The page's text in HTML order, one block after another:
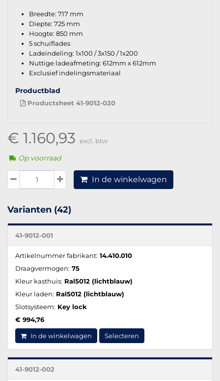
Breedte: 717 mm
Diepte: 725 mm
Hoogte: 850 mm
5 schuiflades
Ladeindeling: 1x100 / 3x150 / 1x200
Nuttige ladeafmeting: 612mm x 612mm
Exclusief indelingsmateriaal
Productblad
Productsheet 41-9012-020
€ 1.160,93 excl. btw
Op voorraad
In de winkelwagen
Varianten (42)
41-9012-001
Artikelnummer fabrikant: 14.410.010
Draagvermogen: 75
Kleur kasthuis: Ral5012 (lichtblauw)
Kleur laden: Ral5012 (lichtblauw)
Slotsysteem: Key lock
€ 994,76
In de winkelwagen Selecteren
41-9012-002